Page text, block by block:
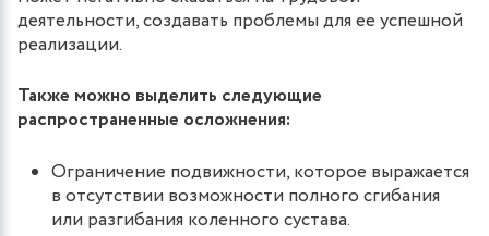
деятельности, создавать проблемы для ее успешной
реализации.
Также можно выделить следующие
распространенные осложнения:
Ограничение подвижности, которое выражается
в отсутствии возможности полного сгибания
или разгибания коленного сустава.